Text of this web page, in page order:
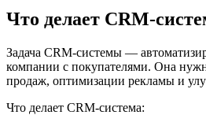
Что делает CRM-
Задача CRM-системы —
компании с покупателями. Она
продаж, оптимизации рекламы и
Что делает CRM-система: